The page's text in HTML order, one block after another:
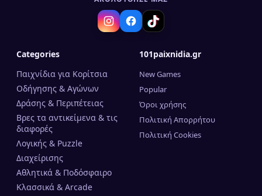
Categories
Παιχνίδια για Κορίτσια
Οδήγησης & Αγώνων
Δράσης & Περιπέτειας
Βρες τα αντικείμενα & τις
διαφορές
Λογικής & Puzzle
Διαχείρισης
Αθλητικά & Ποδόσφαιρο
Κλασσικά & Arcade
101paixnidia.gr
New Games
Popular
Όροι χρήσης
Πολιτική Απορρήτου
Πολιτική Cookies